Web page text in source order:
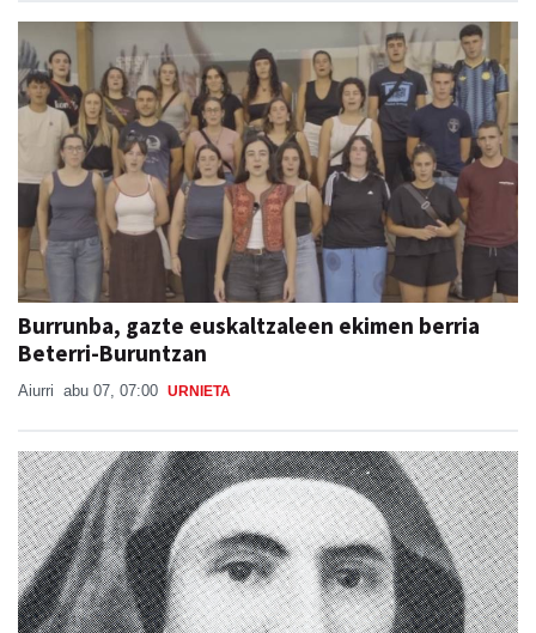
Burrunba, gazte euskaltzaleen ekimen berria
Beterri-Buruntzan
Aiurri abu 07, 07:00 URNIETA